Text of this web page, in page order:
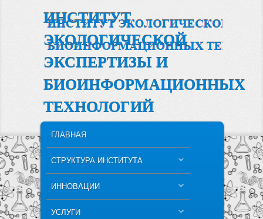
ИНСТИТУТ
ЭКОЛОГИЧЕСКОЙ
ЭКСПЕРТИЗЫ И
БИОИНФОРМАЦИОННЫХ
ТЕХНОЛОГИЙ
SKIP TO PRIMARY CONTENT
SKIP TO SECONDARY CONTENT
ГЛАВНАЯ
СТРУКТУРА ИНСТИТУТА
ИННОВАЦИИ
УСЛУГИ